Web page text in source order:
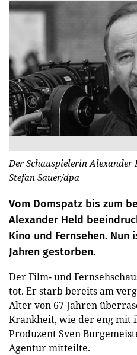
Der Schauspielerin
Stefan Sauer/dpa
Vom Domspatz bis zum
Alexander Held
Kino und Fernsehen. Nun
Jahren gestorben.
Der Film- und
tot. Er starb bereits am
Alter von 67 Jahren
Krankheit, wie der eng mit
Produzent Sven
Agentur mitteilte.